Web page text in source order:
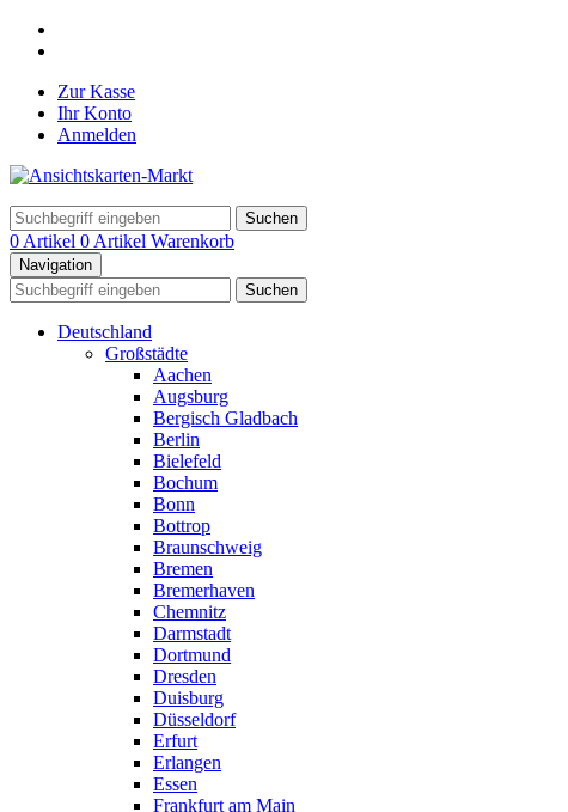
Zur Kasse
Ihr Konto
Anmelden
Suchen
0 Artikel 0 Artikel Warenkorb
Navigation
Suchen
Deutschland
Großstädte
Aachen
Augsburg
Bergisch Gladbach
Berlin
Bielefeld
Bochum
Bonn
Bottrop
Braunschweig
Bremen
Bremerhaven
Chemnitz
Darmstadt
Dortmund
Dresden
Duisburg
Düsseldorf
Erfurt
Erlangen
Essen
Frankfurt am Main